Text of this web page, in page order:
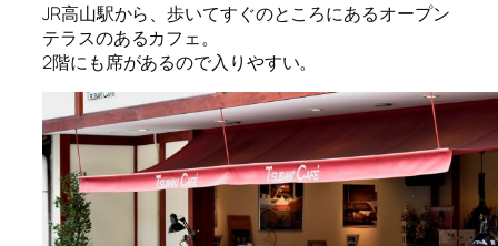
JR高山駅から、歩いてすぐのところにあるオープン
テラスのあるカフェ。
2階にも席があるので入りやすい。